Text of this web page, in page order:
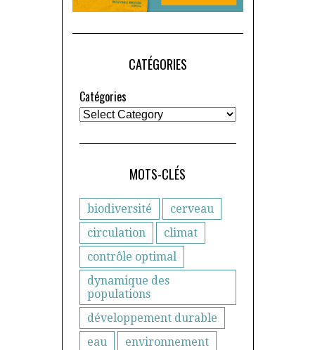
CATÉGORIES
Catégories
MOTS-CLÉS
biodiversité
cerveau
circulation
climat
contrôle optimal
dynamique des
populations
développement durable
eau
environnement